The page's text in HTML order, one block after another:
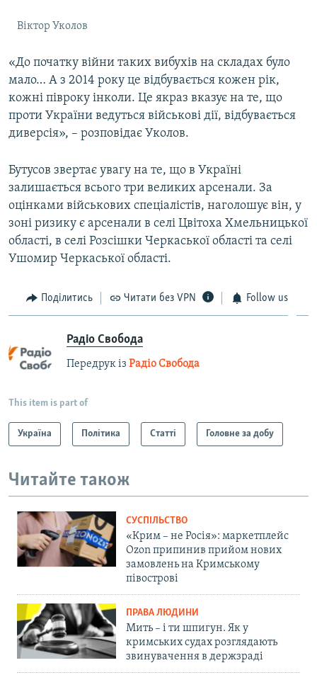
Віктор Уколов
«До початку війни таких вибухів на складах було
мало… А з 2014 року це відбувається кожен рік,
кожні півроку інколи. Це якраз вказує на те, що
проти України ведуться військові дії, відбувається
диверсія», – розповідає Уколов.
Бутусов звертає увагу на те, що в Україні
залишається всього три великих арсенали. За
оцінками військових спеціалістів, наголошує він, у
зоні ризику є арсенали в селі Цвітоха Хмельницької
області, в селі Розсішки Черкаської області та селі
Ушомир Черкаської області.
Поділитись Читати без VPN Follow us
Радіо Свобода
Передрук із Радіо Свобода
This item is part of
Україна Політика Статті Головне за добу
Читайте також
СУСПІЛЬСТВО
«Крим – не Росія»: маркетплейс
Ozon припинив прийом нових
замовлень на Кримському
півострові
ПРАВА ЛЮДИНИ
Мить – і ти шпигун. Як у
кримських судах розглядають
звинувачення в держзраді